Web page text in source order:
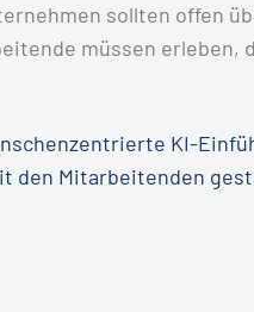
sollten offen
müssen erleben,
KI-
den Mitarbeitenden